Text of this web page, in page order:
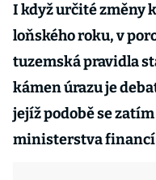
I když určité změny
loňského roku, v
tuzemská pravidla
kámen úrazu je
jejíž podobě se
ministerstva financí